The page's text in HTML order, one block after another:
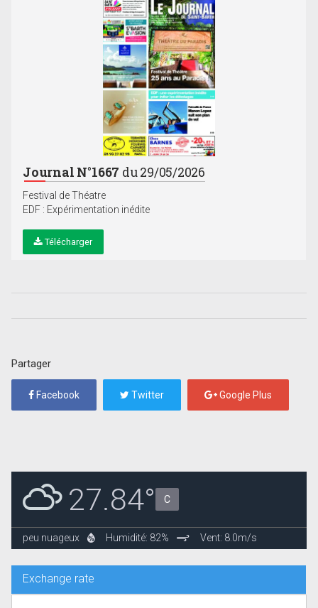
Journal N°1667 du 29/05/2026
Festival de Théatre
EDF : Expérimentation inédite
Télécharger
Partager
Facebook Twitter Google Plus
27.84° C
peu nuageux Humidité: 82% Vent: 8.0m/s
Exchange rate